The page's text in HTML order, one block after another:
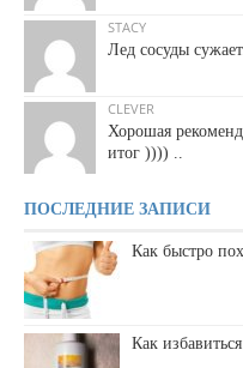
STACY
Лед сосуды
CLEVER
Хорошая
итог )))) ..
ПОСЛЕДНИЕ ЗАПИСИ
Как быстро
Как